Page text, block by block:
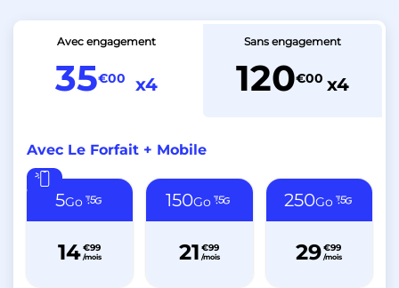
Avec engagement
35€00 x4
Sans engagement
120€00 x4
Avec Le Forfait + Mobile
5Go
14€99
/mois
150Go
21 €99
/mois
250Go
29€99
/mois